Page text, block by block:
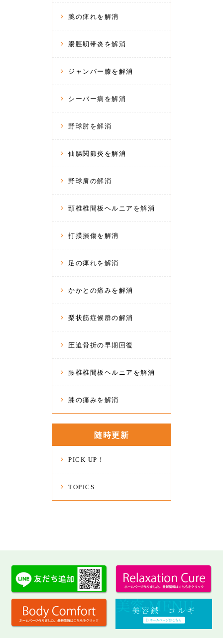
腕の痺れを解消
腸脛靭帯炎を解消
ジャンパー膝を解消
シーバー病を解消
野球肘を解消
仙腸関節炎を解消
野球肩の解消
頸椎椎間板ヘルニアを解消
打撲損傷を解消
足の痺れを解消
かかとの痛みを解消
梨状筋症候群の解消
圧迫骨折の早期回復
腰椎椎間板ヘルニアを解消
膝の痛みを解消
随時更新
PICK UP！
TOPICS